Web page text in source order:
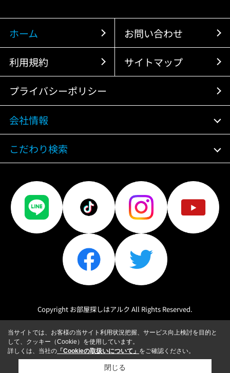
ホーム お問い合わせ
利用規約 サイトマップ
プライバシーポリシー
会社情報
こだわり検索
Copyright お部屋探しはアルク All Rights Reserved.
当サイトでは、お客様の当サイト利用状況把握、サービス向上検討を目的と
して、クッキー（Cookie）を使用しています。
詳しくは、当社の 「Cookieの取扱いについて」 をご確認ください。
閉じる